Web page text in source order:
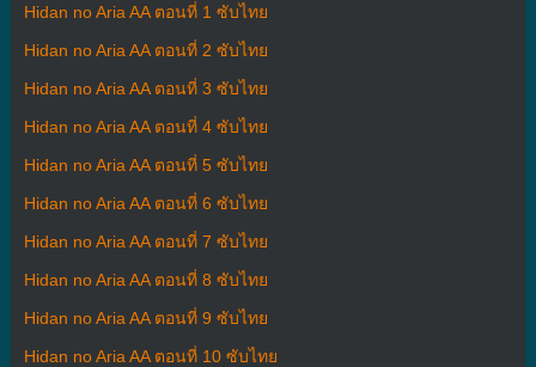
Hidan no Aria AA ตอนที่ 1 ซับไทย
Hidan no Aria AA ตอนที่ 2 ซับไทย
Hidan no Aria AA ตอนที่ 3 ซับไทย
Hidan no Aria AA ตอนที่ 4 ซับไทย
Hidan no Aria AA ตอนที่ 5 ซับไทย
Hidan no Aria AA ตอนที่ 6 ซับไทย
Hidan no Aria AA ตอนที่ 7 ซับไทย
Hidan no Aria AA ตอนที่ 8 ซับไทย
Hidan no Aria AA ตอนที่ 9 ซับไทย
Hidan no Aria AA ตอนที่ 10 ซับไทย